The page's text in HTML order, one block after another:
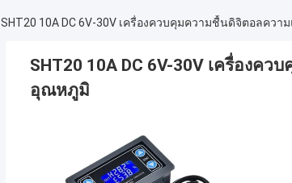
SHT20 10A DC 6V-30V เครื่องควบคุมความชื้นดิจิตอลคว
SHT20 10A DC 6V-30V เครื่องค
อุณหภูมิ